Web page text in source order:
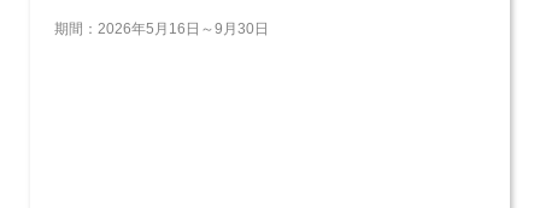
期間：2026年5月16日～9月30日